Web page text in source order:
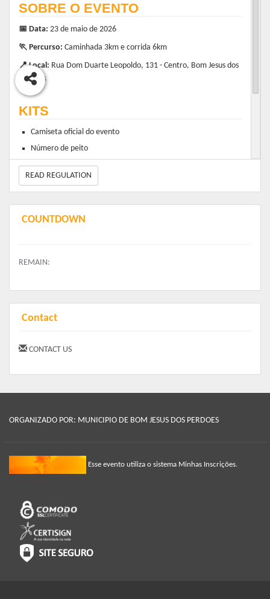
SOBRE O EVENTO
📅 Data: 23 de maio de 2026
🏃 Percurso: Caminhada 3km e corrida 6km
📍 Local: Rua Dom Duarte Leopoldo, 131 - Centro, Bom Jesus dos
Perdões
KITS
Camiseta oficial do evento
Número de peito
Chip de cronometragem (exclusivo para corredoras)
🌸 O evento é exclusivo para o público feminino.
READ REGULATION
COUNTDOWN
REMAIN:
Contact
CONTACT US
ORGANIZADO POR: MUNICIPIO DE BOM JESUS DOS PERDOES
Esse evento utiliza o sistema Minhas Inscrições.